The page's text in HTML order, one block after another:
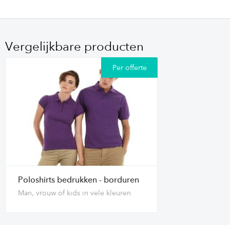
Vergelijkbare producten
Per offerte
Poloshirts bedrukken - borduren
Man, vrouw of kids in vele kleuren